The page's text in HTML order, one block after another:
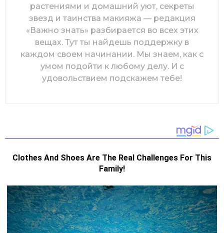
растениями и домашний уют, секреты
звезд и таинства макияжа — редакция
«Важно знать» разбирается во всех этих
вещах. Тут ты найдешь поддержку в
каждом своем начинании. Мы знаем, как с
умом подойти к любому делу. И с
удовольствием подскажем тебе!